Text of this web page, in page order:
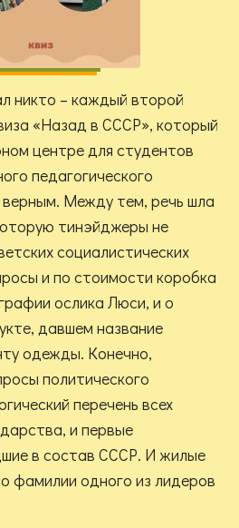
никто – каждый второй
«Назад в СССР», который
центре для студентов
педагогического
Между тем, речь шла
тинэйджеры не
социалистических
и по стоимости коробка
ослика Люси, и о
давшем название
одежды. Конечно,
политического
перечень всех
и первые
в состав СССР. И жилые
фамилии одного из лидеров